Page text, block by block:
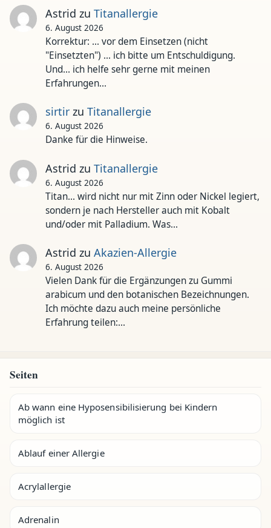
Astrid zu Titanallergie
6. August 2026
Korrektur: ... vor dem Einsetzen (nicht
"Einsetzten") ... ich bitte um Entschuldigung.
Und... ich helfe sehr gerne mit meinen
Erfahrungen…
sirtirzu Titanallergie
6. August 2026
Danke für die Hinweise.
Astrid zu Titanallergie
6. August 2026
Titan... wird nicht nur mit Zinn oder Nickel legiert,
sondern je nach Hersteller auch mit Kobalt
und/oder mit Palladium. Was…
Astrid zu Akazien-Allergie
6. August 2026
Vielen Dank für die Ergänzungen zu Gummi
arabicum und den botanischen Bezeichnungen.
Ich möchte dazu auch meine persönliche
Erfahrung teilen:…
Seiten
Ab wann eine Hyposensibilisierung bei Kindern
möglich ist
Ablauf einer Allergie
Acrylallergie
Adrenalin